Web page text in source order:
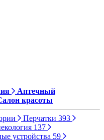
Аптечный
красоты
Перчатки 393
137
устройства 59